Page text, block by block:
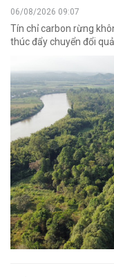
06/08/2026 09:07
Tín chỉ carbon rừng
thúc đẩy chuyển đổi